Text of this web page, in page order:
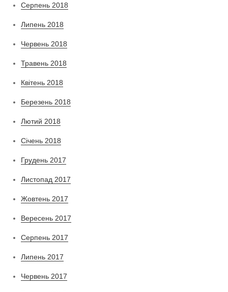
Серпень 2018
Липень 2018
Червень 2018
Травень 2018
Квітень 2018
Березень 2018
Лютий 2018
Січень 2018
Грудень 2017
Листопад 2017
Жовтень 2017
Вересень 2017
Серпень 2017
Липень 2017
Червень 2017